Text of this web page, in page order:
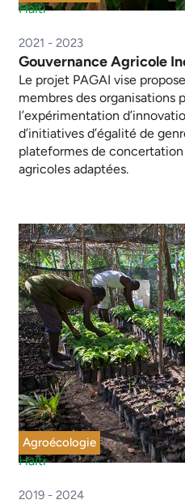
Haïti
2021 - 2023
Gouvernance Agricole
Le projet PAGAI vise
membres des organisations
l’expérimentation
d’initiatives d’égalité de
plateformes de
agricoles adaptées.
Agroécologie
Haïti
2019 - 2024